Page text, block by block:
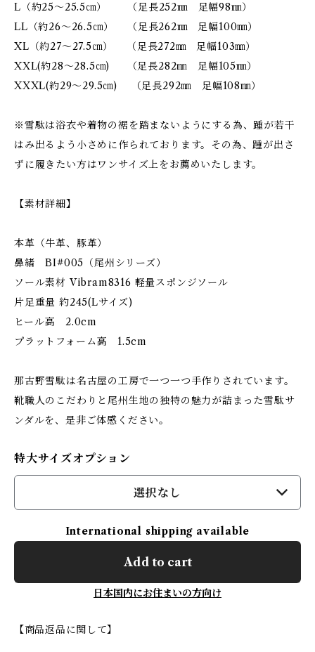
L（約25～25.5㎝） （足長252㎜ 足幅98㎜）
LL（約26～26.5㎝） （足長262㎜ 足幅100㎜）
XL（約27～27.5㎝） （足長272㎜ 足幅103㎜）
XXL(約28～28.5㎝) （足長282㎜ 足幅105㎜）
XXXL(約29～29.5㎝) （足長292㎜ 足幅108㎜）
※雪駄は浴衣や着物の裾を踏まないようにする為、踵が若干
はみ出るよう小さめに作られております。その為、踵が出さ
ずに履きたい方はワンサイズ上をお薦めいたします。
【素材詳細】
本革（牛革、豚革）
鼻緒 BI#005（尾州シリーズ）
ソール素材 Vibram8316 軽量スポンジソール
片足重量 約245(Lサイズ)
ヒール高 2.0cm
プラットフォーム高 1.5cm
那古野雪駄は名古屋の工房で一つ一つ手作りされています。
靴職人のこだわりと尾州生地の独特の魅力が詰まった雪駄サ
ンダルを、是非ご体感ください。
特大サイズオプション
選択なし
International shipping available
Add to cart
日本国内にお住まいの方向け
【商品返品に関して】